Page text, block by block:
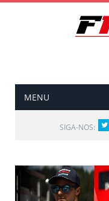
MENU
SIGA-NOS: